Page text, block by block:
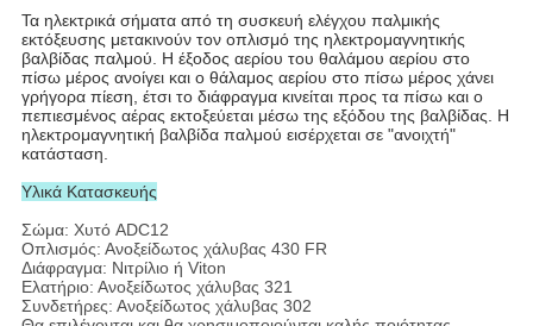
Τα ηλεκτρικά σήματα από τη συσκευή ελέγχου παλμικής
εκτόξευσης μετακινούν τον οπλισμό της ηλεκτρομαγνητικής
βαλβίδας παλμού. Η έξοδος αερίου του θαλάμου αερίου στο
πίσω μέρος ανοίγει και ο θάλαμος αερίου στο πίσω μέρος χάνει
γρήγορα πίεση, έτσι το διάφραγμα κινείται προς τα πίσω και ο
πεπιεσμένος αέρας εκτοξεύεται μέσω της εξόδου της βαλβίδας. Η
ηλεκτρομαγνητική βαλβίδα παλμού εισέρχεται σε "ανοιχτή"
κατάσταση.
Υλικά Κατασκευής
Σώμα: Χυτό ADC12
Οπλισμός: Ανοξείδωτος χάλυβας 430 FR
Διάφραγμα: Νιτρίλιο ή Viton
Ελατήριο: Ανοξείδωτος χάλυβας 321
Συνδετήρες: Ανοξείδωτος χάλυβας 302